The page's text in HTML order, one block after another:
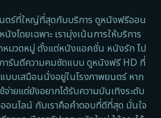
ตร์ที่ใหญ่ที่สุดกับบริการ ดูหนังฟรีออน
งโดยเฉพาะ เรามุ่งเน้นการให้บริการ
มวดหมู่ ตั้งแต่หนังแอคชั่น หนังรัก ไป
ารันตีความคมชัดแบบ ดูหนังฟรี HD ที่
บบเสมือนนั่งอยู่ในโรงภาพยนตร์ หาก
ายแต่ยังอยากได้รับความบันเทิงระดับ
นไลน์ กับเราคือคำตอบที่ดีที่สุด มั่นใจ